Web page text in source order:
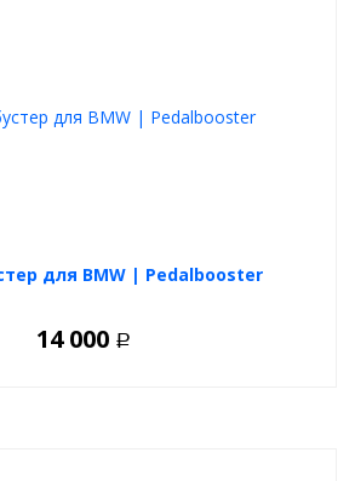
для BMW | Pedalbooster
14 000 Р